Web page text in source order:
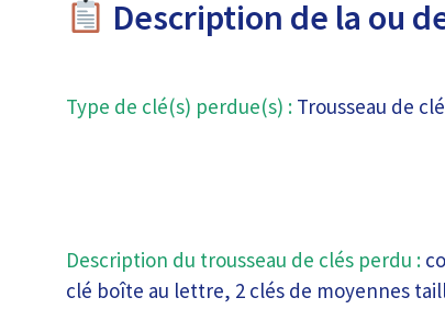
Description de la ou
Type de clé(s) perdue(s) : Trousseau de
Description du trousseau de clés perdu :
clé boîte au lettre, 2 clés de moyennes